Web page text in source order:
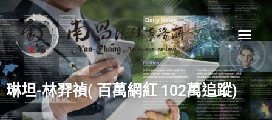
琳坦-林羿禎( 百萬網紅 102萬追蹤)